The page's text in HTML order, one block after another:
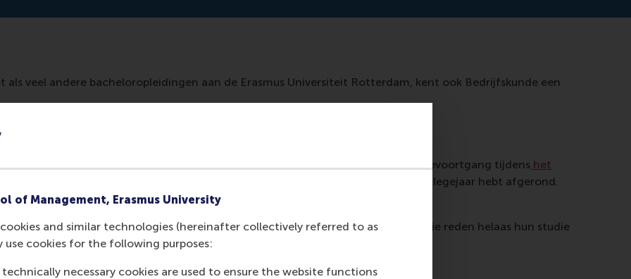
of Management, Erasmus University
cookies and similar technologies (hereinafter collectively referred to as
use cookies for the following purposes:
necessary cookies are used to ensure the website functions
veel andere bacheloropleidingen aan de Erasmus Universiteit Rotterdam, kent ook Bedrijfskunde een
gevolgen voor je carrière. Je wordt op de hoogte gehouden van jouw studievoortgang tijdens het
je alle 60 studiepunten (EC) van het eerste bachelorjaar daadwerkelijk in één collegejaar hebt afgerond.
vijf worden gecompenseerd door minimaal één zeven.
niet iedereen na het eerste bachelorjaar aan de BSA-eis en moeten velen om die reden helaas hun studie
over Bedrijfskunde aan RSM voordat je je inschrijft.